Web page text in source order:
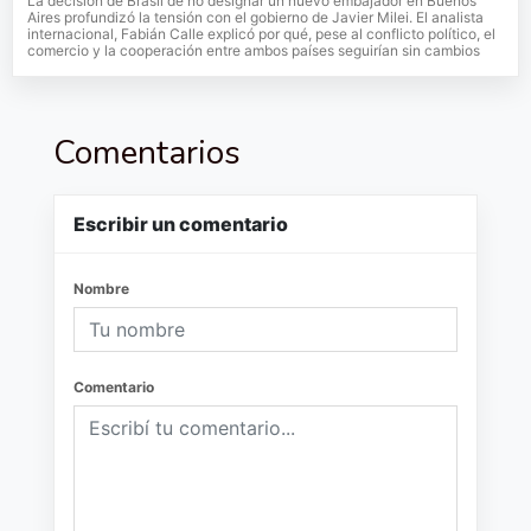
Aires profundizó la tensión con el gobierno de Javier Milei. El analista
internacional, Fabián Calle explicó por qué, pese al conflicto político, el
comercio y la cooperación entre ambos países seguirían sin cambios
Comentarios
Escribir un comentario
Nombre
Comentario